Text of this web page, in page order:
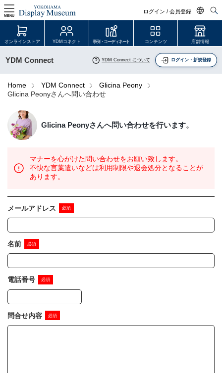
ログイン / 会員登録
日本語
中文简体
MENU
ログイン・会員登録
YDM Connect
JDCA(ディスプレイスクール)
店舗情報・営業日
会社情報
採用情報
お問い合わせ
オンラインストア YDMコネクト 事例・コーディネート コンテンツ 店舗情報
YDM Connect YDM Connect について ログイン・新規登録
Home YDM Connect
Glicina Peony
Glicina Peonyさんへ問い合わせ
Glicina Peonyさんへ問い合わせを行います。
マナーを心がけた問い合わせをお願い致します。
不快な言葉遣いなどは利用制限や退会処分となることが
あります。
メールアドレス
名前
電話番号
問合せ内容